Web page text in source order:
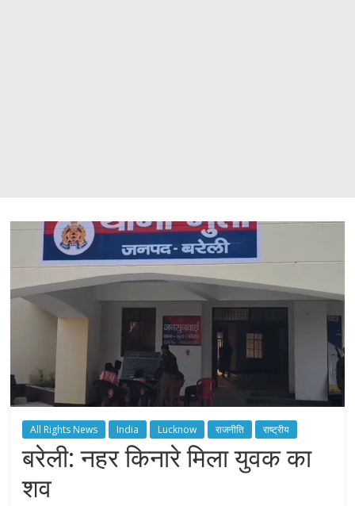
All Rights News India Lucknow राजनीति राष्ट्रीय
बरेली: नहर किनारे मिला युवक का
शव